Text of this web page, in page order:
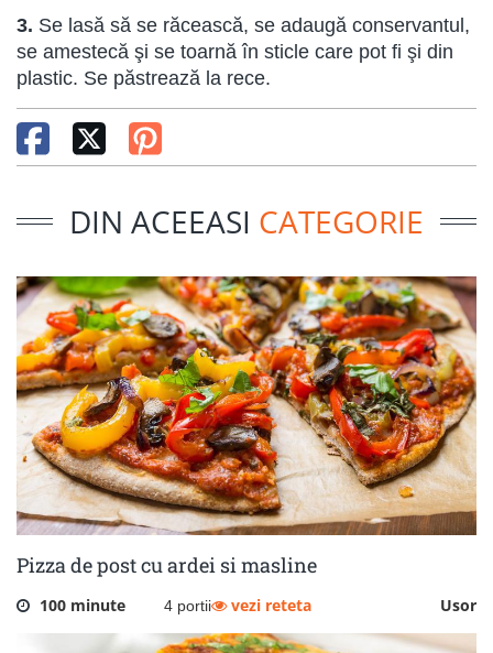
3. Se lasă să se răcească, se adaugă conservantul,
se amestecă şi se toarnă în sticle care pot fi şi din
plastic. Se păstrează la rece.
DIN ACEEASI CATEGORIE
Pizza de post cu ardei si masline
100 minute 4 portii Usor
vezi reteta